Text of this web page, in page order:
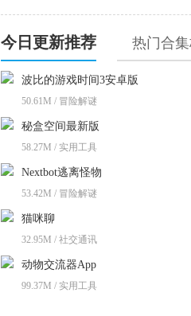
今日更新推荐 热门合
波比的游戏时间3安卓版
50.61M / 冒险解谜
秘盒空间最新版
58.27M / 实用工具
Nextbot逃离怪物
53.42M / 冒险解谜
猫咪聊
32.95M / 社交通讯
动物交流器App
99.37M / 实用工具